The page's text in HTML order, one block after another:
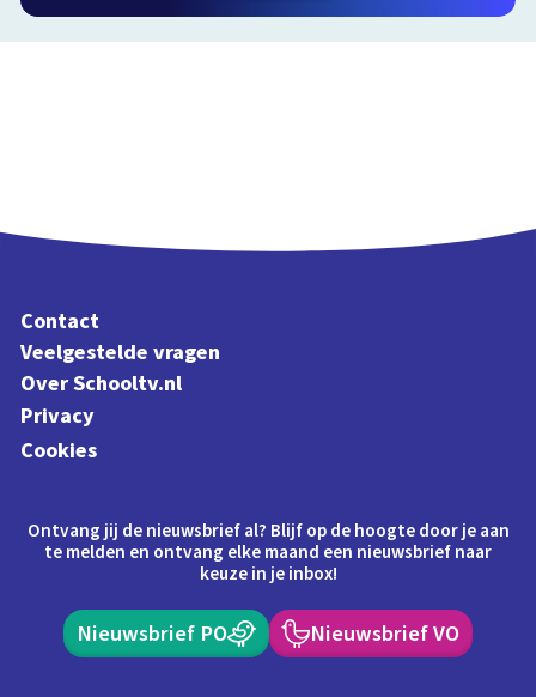
Contact
Veelgestelde vragen
Over Schooltv.nl
Privacy
Cookies
Ontvang jij de nieuwsbrief al? Blijf op de hoogte door je aan
te melden en ontvang elke maand een nieuwsbrief naar
keuze in je inbox!
Nieuwsbrief PO Nieuwsbrief VO